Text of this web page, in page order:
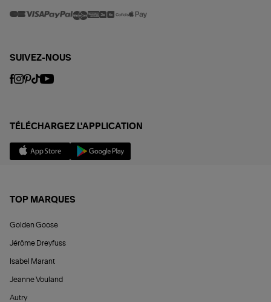
SUIVEZ-NOUS
TÉLÉCHARGEZ L'APPLICATION
TOP MARQUES
Golden Goose
Jérôme Dreyfuss
Isabel Marant
Jeanne Vouland
Autry